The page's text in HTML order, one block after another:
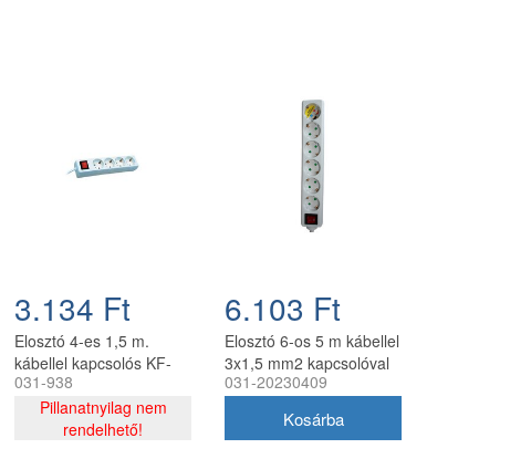
3.134 Ft
Elosztó 4-es 1,5 m.
kábellel kapcsolós KF-
04K-1,5m
031-938
Pillanatnyilag nem
rendelhető!
6.103 Ft
Elosztó 6-os 5 m kábellel
3x1,5 mm2 kapcsolóval
KF-06CK-5M
031-20230409